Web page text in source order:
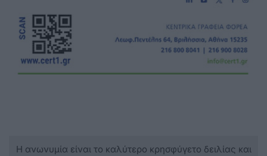
Η ανωνυμία είναι το καλύτερο κρησφύγετο δειλίας και